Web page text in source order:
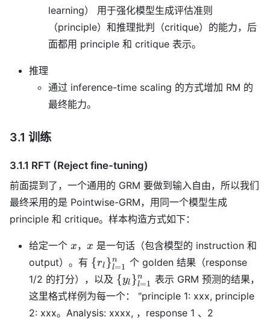
learning） 用于强化模型生成评估准则
（principle）和推理批判（critique）的能力，后
面都用 principle 和 critique 表示。
推理
通过 inference-time scaling 的方式增加 RM 的
最终能力。
3.1 训练
3.1.1 RFT (Reject fine-tuning)
前面提到了，一个通用的 GRM 要做到输入自由，所以我们
最终采用的是 Pointwise-GRM，用同一个模型生成
principle 和 critique。样本构造方式如下：
给定一个 x
x， x
x 是一句话（包含模型的 instruction 和
output）。有 \
{r_l\}_{l=1}^n
{rl }l=1
n
个 golden 结果（response
1/2 的打分），以及 \
{y_l\}_{l=1}^n
{yl }l=1
n
表示 GRM 预测的结果，
这里格式样例为每一个： "principle 1: xxx, principle
2: xxx。Analysis: xxxx, ，response 1 、2